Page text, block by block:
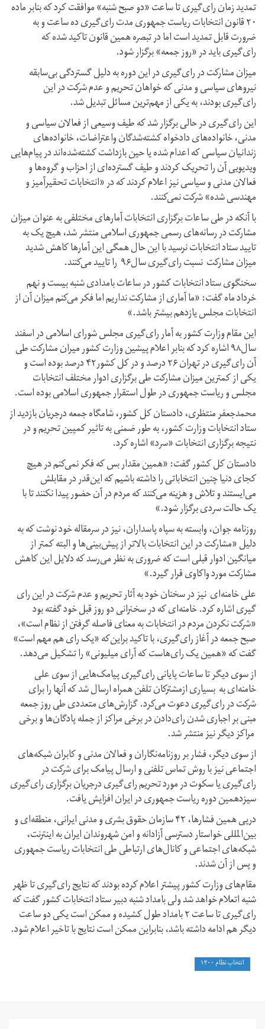
تمدید زمان رای‌گیری تا ساعت «دو صبح شنبه» موافقت کرد که بنابر ماده
۲۰ قانون انتخابات ریاست جمهوری مدت رای‌گیری ده ساعت و به
ضرورت قابل تمدید است اما در تبصره همین قانون تاکید شده که
رای‌گیری باید در «روز جمعه» برگزار شود.
میزان مشارکت در رای‌گیری در این دوره به دلیل گستردگی بی‌سابقه
نیروهای سیاسی و مدنی که خواهان تحریم و عدم شرکت در این
رای‌گیری بودند، به یکی از مهم‌ترین مسائل تبدیل شد.
این رای‌گیری در حالی برگزار شد که طیف وسیعی از فعالان سیاسی و
مدنی، خانواده‌های دادخواه کشته‌شدگان واعتراضات، خانواده‌های
زندانیان سیاسی که اعدام شده یا حین بازداشت کشته‌شده‌اند در پیام‌هایی
ویدیویی آن را تحریک کردند و طیف گسترده‌ای از احزاب و گروه‌ها و
فعالان مدنی و سیاسی نیز اعلام کردند که در «انتخابات تحقیرآمیز و
مهندسی شده» شرکت نمی‌کنند.
با آنکه در طی ساعات برگزاری انتخابات آمارهای مختلفی به عنوان میزان
مشارکت در رسانه‌های رسمی جمهوری اسلامی منتشر شد، هیچ یک به
تایید ستاد انتخابات نرسید با این حال همگی این آمارها کاهش شدید
میزان مشارکت نسبت رای‌گیری سال۹۶ را تایید می‌کنند.
سخنگوی ستاد انتخابات کشور در ساعات بامدادی شنبه بیست و نهم
خرداد ماه گفت: «ما آماری از مشارکت نداریم اما فکر می‌کنم میزان آن از
انتخابات مجلس یازدهم بیشتر باشد.»
این مقام وزارت کشور به آمار رای‌گیری مجلس شورای اسلامی در اسفند
سال۹۸ اشاره کرد که بنابر اعلام پیشین وزارت کشور میران مشارکت طی
آن رای‌گیری در تهران ۲۶ درصد و در کل کشور۴۲ درصد بوده است و
یکی از کمترین میزان مشارکت طی برگزاری ادوار مختلف انتخابات
مجلس و ریاست جمهوری در طول استقرار جمهوری اسلامی بوده است.
محمدجعفر منتظری، دادستان کل کشور، شامگاه جمعه درجریان بازدید از
ستاد انتخابات وزارت کشور، به طور ضمنی به تاثیر کمپین تحریم و در
نتیجه برگزاری انتخابات «سرد» اشاره کرد.
دادستان کل کشور گفت: «همین مقدار بس که فکر نمی‌کنم در هیچ
کجای دنیا چنین انتخاباتی را داشته باشیم که این‌قدر در مقابلش
می‌ایستند و تلاش و هزینه می‌کنند که مردم در آن حضور پیدا نکنند تا با
یک حالت سردی برگزار شود.»
روزنامه جوان، وابسته به سپاه پاسداران، نیز در سرمقاله خود نوشت که به
دلیل «مشارکت در این انتخابات بالاتر از پیش‌بینی‌ها و البته کمتر از
میانگین ادوار قبلی است که ضروری به نظر می‌رسد که دلایل این کاهش
مشارکت مورد واکاوی قرار گیرد.»
علی خامنه‌ای نیز در سخنان خود به آثار تحریم و عدم شرکت در این رای
گیری اشاره کرد. خامنه‌ای که در سخنرانی دو روز قبل خود گفته بود
«شرکت نکردن مردم در انتخابات به معنای فاصله‌ گرفتن از نظام است»،
صبح جمعه در آغاز رای‌گیری، با تاکید براین‌که «یک رای هم مهم است»
گفت که «همین یک رای‌هاست که آرای میلیونی» را تشکیل می‌دهد.
از سوی دیگر تا ساعات پایانی رای‌گیری پیامک‌هایی از سوی علی
خامنه‌ای به بسیاری ازمشترکان تلفن همراه ارسال شد که آنها را برای
شرکت در رای‌گیری دعوت می‌کرد. گزارش‌های متعددی طی روز جمعه
مبنی بر اجباری شدن رای‌دادن در برخی مراکز از جمله پادگان‌ها و برخی
مراکز دیگر نیز منتشر شد.
از سوی دیگر، فشار بر روزنامه‌نگاران و فعالان مدنی و کابران شبکه‌های
اجتماعی نیز با روش تماس تلفنی و ارسال پیامک برای شرکت در
رای‌گیری یا سکوت در مورد تحریم رای‌گیری درجریان برگزاری رای‌گیری
سیزدهمین دوره ریاست جمهوری در ایران افزایش یافت.
درپی همین فشارها، ۴۲ سازمان حقوق بشری و مدنی ایرانی، منطقه‌ای و
بین‌المللی خواستار دسترسی آزادانه و امن شهروندان ایران به اینترنت،
شبکه‌های اجتماعی و کانال‌های ارتباطی طی انتخابات ریاست جمهوری
و پس از آن شدند.
مقام‌های وزارت کشور پیشتر اعلام کرده بودند که نتایج رای‌گیری تا ظهر
شنبه اتعلام خواهد شد ولی بامداد شنبه دبیر ستاد انتخابات کشور گفت که
رای‌گیری تا ساعت ۲ بامداد طول کشیده و ممکن است یکی دو ساعت
دیگر هم ادامه داشته باشد، بنابراین ممکن است نتایج با تاخیر اعلام شود.
انتخابِ نظام ۱۴۰۰